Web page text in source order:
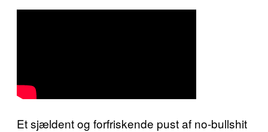
Et sjældent og forfriskende pust af no-bullshit